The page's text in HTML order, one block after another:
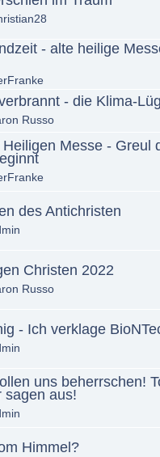
- alte heilige
- die Klima-
Russo
Messe - Greul
des Antichristen
Christen 2022
Russo
- Ich verklage
uns beherrschen!
sagen aus!
Himmel?